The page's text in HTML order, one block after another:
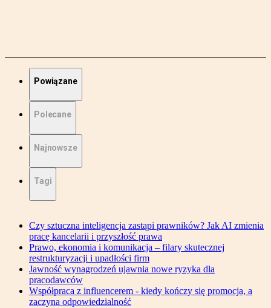
Powiązane
Polecane
Najnowsze
Tagi
Czy sztuczna inteligencja zastąpi prawników? Jak AI zmienia
pracę kancelarii i przyszłość prawa
Prawo, ekonomia i komunikacja – filary skutecznej
restrukturyzacji i upadłości firm
Jawność wynagrodzeń ujawnia nowe ryzyka dla
pracodawców
Współpraca z influencerem - kiedy kończy się promocja, a
zaczyna odpowiedzialność